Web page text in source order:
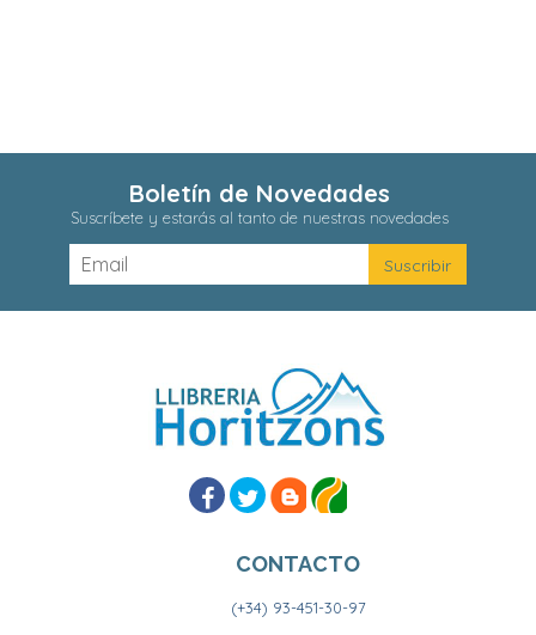
Boletín de Novedades
Suscríbete y estarás al tanto de nuestras novedades
CONTACTO
(+34) 93-451-30-97